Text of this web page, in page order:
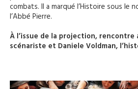
combats. Il a marqué l’Histoire sous le
l’Abbé Pierre.
À l’issue de la projection, rencontre
scénariste et Daniele Voldman,